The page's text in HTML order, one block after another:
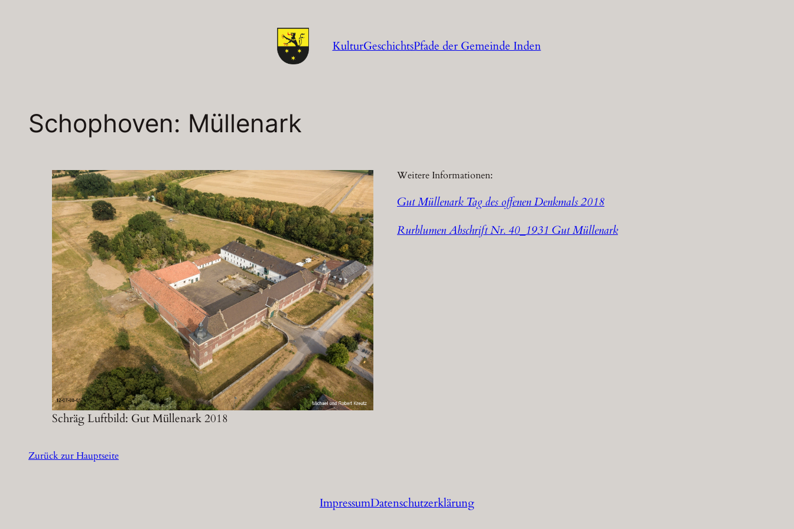
KulturGeschichtsPfade der Gemeinde Inden
Schophoven: Müllenark
Schräg Luftbild: Gut Müllenark 2018
Weitere Informationen:
Gut Müllenark Tag des offenen Denkmals 2018
Rurblumen Abschrift Nr. 40_1931 Gut Müllenark
Zurück zur Hauptseite
ImpressumDatenschutzerklärung